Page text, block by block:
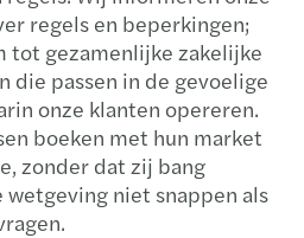
regels en beperkingen;
tot gezamenlijke zakelijke
die passen in de gevoelige
onze klanten opereren.
boeken met hun market
zonder dat zij bang
niet snappen als